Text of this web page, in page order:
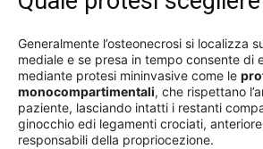
Generalmente l’osteonecrosi si localizza
mediale e se presa in tempo consente di
mediante protesi mininvasive come le
monocompartimentali, che rispettano
paziente, lasciando intatti i restanti
ginocchio edi legamenti crociati,
responsabili della propriocezione.